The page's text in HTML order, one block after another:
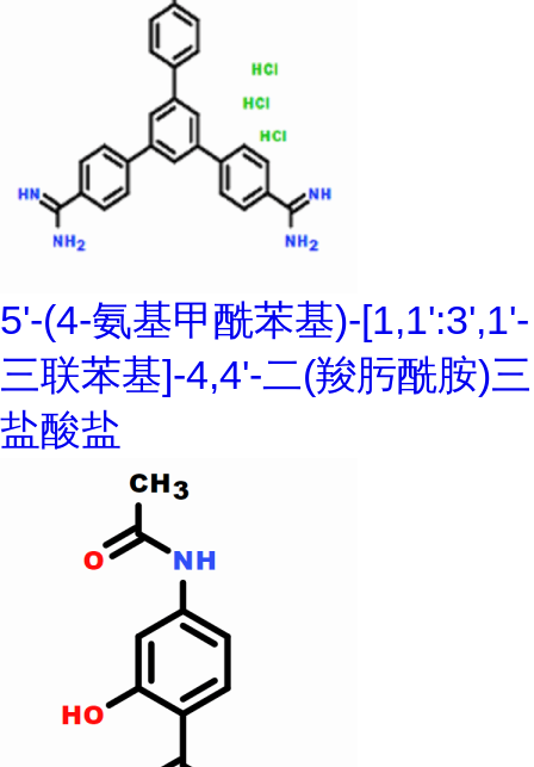
5'-(4-氨基甲酰苯基)-[1,1':3',1'-
三联苯基]-4,4'-二(羧肟酰胺)三
盐酸盐